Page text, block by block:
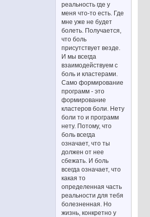
реальность где у
меня что-то есть. Где
мне уже не будет
болеть. Получается,
что боль
присутствует везде.
И мы всегда
взаимодействуем с
боль и кластерами.
Само формирование
программ - это
формирование
кластеров боли. Нету
боли то и программ
нету. Потому, что
боль всегда
означает, что ты
должен от нее
сбежать. И боль
всегда означает, что
какая то
определенная часть
реальности для тебя
болезненная. Но
жизнь, конкретно у